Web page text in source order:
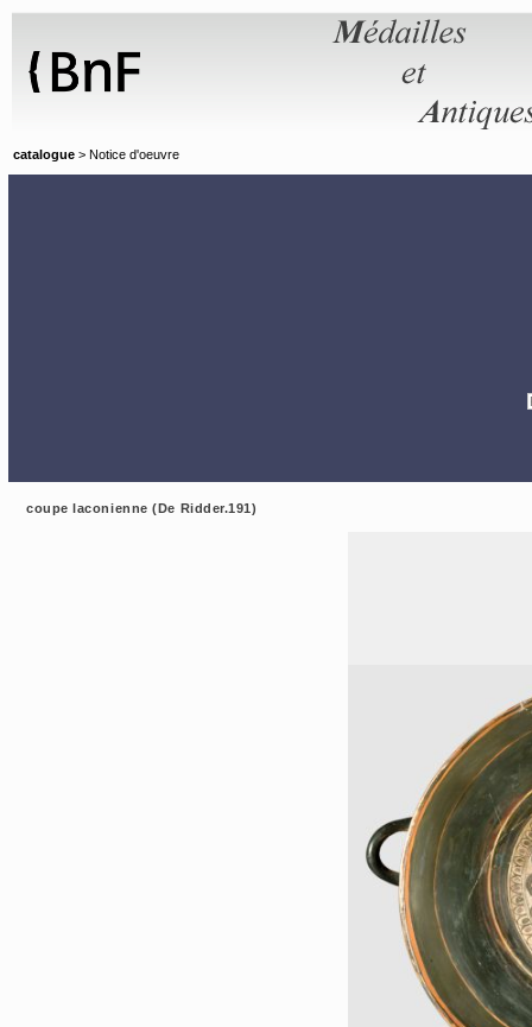
catalogue > Notice d'oeuvre
coupe laconienne (De Ridder.191)